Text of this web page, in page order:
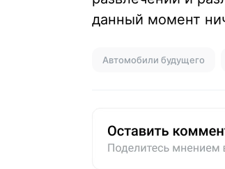
данный момент
Автомобили будущего